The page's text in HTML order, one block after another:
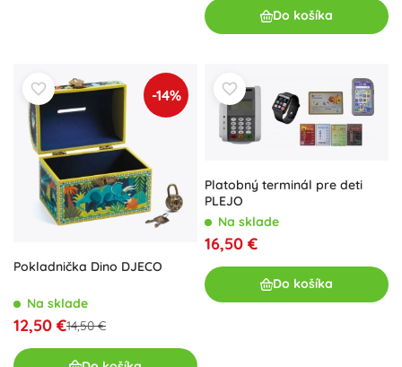
Do košíka
-14%
Pokladnička Dino DJECO
Na sklade
12,50 €14,50 €
Platobný terminál pre deti
PLEJO
Na sklade
16,50 €
Do košíka